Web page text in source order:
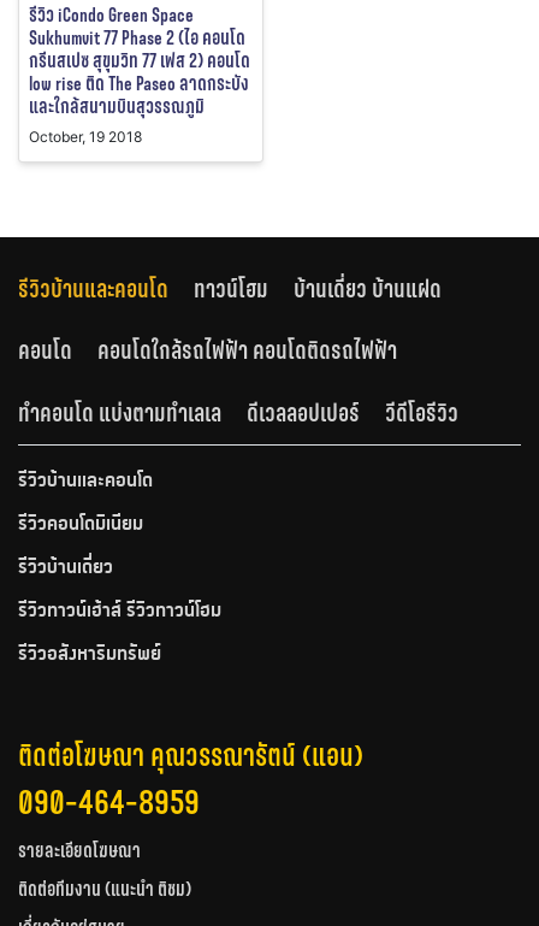
รีวิว iCondo Green Space
Sukhumvit 77 Phase 2 (ไอ คอนโด
กรีนสเปซ สุขุมวิท 77 เฟส 2) คอนโด
low rise ติด The Paseo ลาดกระบัง
และใกล้สนามบินสุวรรณภูมิ
October, 19 2018
รีวิวบ้านและคอนโด ทาวน์โฮม
บ้านเดี่ยว บ้านแฝด
คอนโด
คอนโดใกล้รถไฟฟ้า คอนโดติดรถไฟฟ้า
ทำคอนโด แบ่งตามทำเลเล
ดีเวลลอปเปอร์ วีดีโอรีวิว
รีวิวบ้านและคอนโด
รีวิวคอนโดมิเนียม
รีวิวบ้านเดี่ยว
รีวิวทาวน์เฮ้าส์ รีวิวทาวน์โฮม
รีวิวอสังหาริมทรัพย์
ติดต่อโฆษณา คุณวรรณารัตน์ (แอน)
090-464-8959
รายละเอียดโฆษณา
ติดต่อทีมงาน (แนะนำ ติชม)